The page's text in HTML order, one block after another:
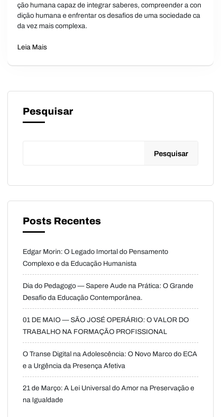
ção humana capaz de integrar saberes, compreender a con
dição humana e enfrentar os desafios de uma sociedade ca
da vez mais complexa.
Leia Mais
Pesquisar
Pesquisar
Posts Recentes
Edgar Morin: O Legado Imortal do Pensamento
Complexo e da Educação Humanista
Dia do Pedagogo — Sapere Aude na Prática: O Grande
Desafio da Educação Contemporânea.
01 DE MAIO — SÃO JOSÉ OPERÁRIO: O VALOR DO
TRABALHO NA FORMAÇÃO PROFISSIONAL
O Transe Digital na Adolescência: O Novo Marco do ECA
e a Urgência da Presença Afetiva
21 de Março: A Lei Universal do Amor na Preservação e
na Igualdade